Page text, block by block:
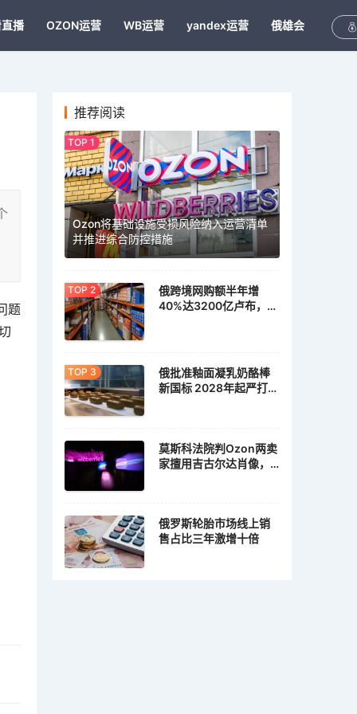
播 OZON运营 WB运营 yandex运营 俄雄会
题
推荐阅读
Ozon将基础设施受损风险纳入运营清单
并推进综合防控措施
俄跨境网购额半年增
40%达3200亿卢布，家
俄批准釉面凝乳奶酪棒
新国标 2028年起严打植
莫斯科法院判Ozon两卖
家擅用吉古尔达肖像，
俄罗斯轮胎市场线上销
售占比三年激增十倍